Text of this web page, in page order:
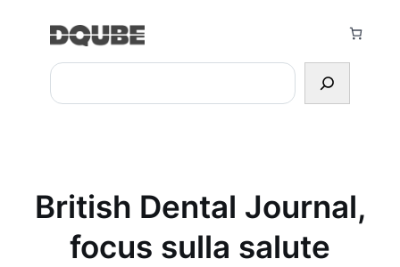
Search
British Dental Journal,
focus sulla salute